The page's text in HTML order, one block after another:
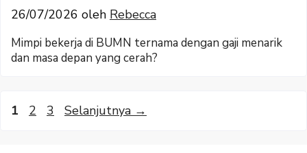
26/07/2026 oleh Rebecca
Mimpi bekerja di BUMN ternama dengan gaji menarik
dan masa depan yang cerah?
Halaman
1 Halaman
2 Halaman
3 Selanjutnya →